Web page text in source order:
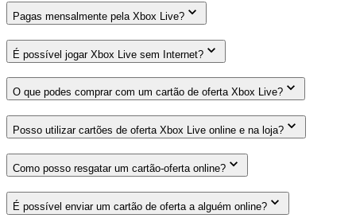
Pagas mensalmente pela Xbox Live?
É possível jogar Xbox Live sem Internet?
O que podes comprar com um cartão de oferta Xbox Live?
Posso utilizar cartões de oferta Xbox Live online e na loja?
Como posso resgatar um cartão-oferta online?
É possível enviar um cartão de oferta a alguém online?